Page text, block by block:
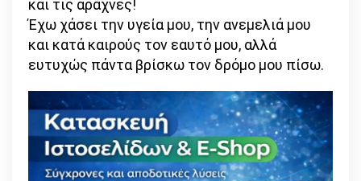
και τις αράχνες!
Έχω χάσει την υγεία μου, την ανεμελιά μου
και κατά καιρούς τον εαυτό μου, αλλά
ευτυχώς πάντα βρίσκω τον δρόμο μου πίσω.